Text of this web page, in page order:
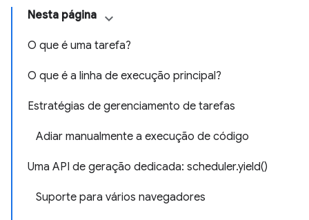
Nesta página
O que é uma tarefa?
O que é a linha de execução principal?
Estratégias de gerenciamento de tarefas
Adiar manualmente a execução de código
Uma API de geração dedicada: scheduler.yield()
Suporte para vários navegadores